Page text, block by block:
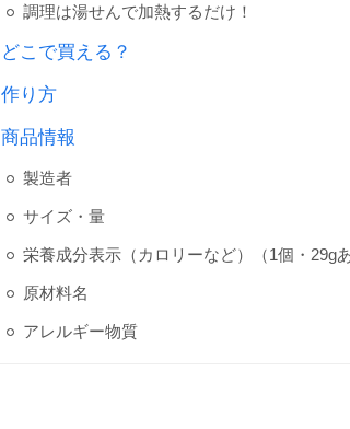
調理は湯せんで加熱するだけ！
どこで買える？
作り方
商品情報
製造者
サイズ・量
栄養成分表示（カロリーなど）（1個・29gあ
原材料名
アレルギー物質